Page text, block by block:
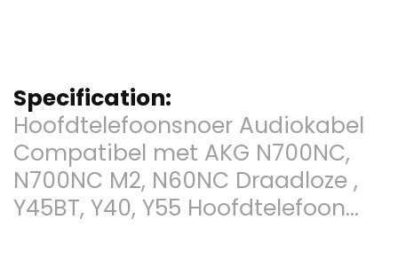
Specification:
Hoofdtelefoonsnoer Audiokabel
Compatibel met AKG N700NC,
N700NC M2, N60NC Draadloze ,
Y45BT, Y40, Y55 Hoofdtelefoon…